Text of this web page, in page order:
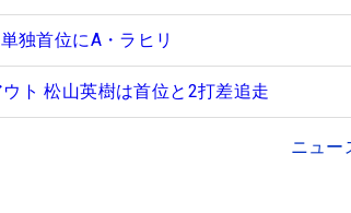
独首位にA・ラヒリ
ト 松山英樹は首位と2打差追走
ニュー